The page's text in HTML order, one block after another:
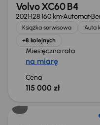
Volvo XC60 B4
2021128 160 kmAutomat
Książka serwisowa Auta
+8 kolejnych
Miesięczna rata
na miarę
Cena
115 000 zł